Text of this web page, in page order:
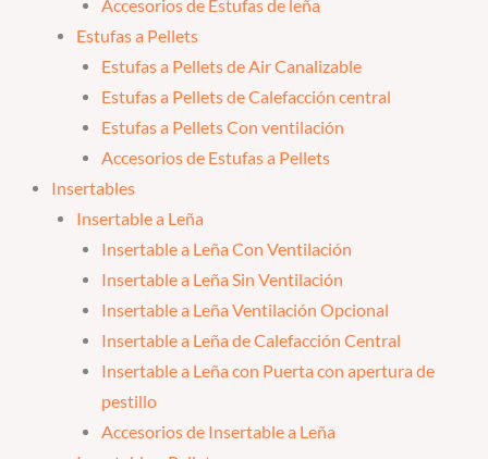
Accesorios de Estufas de leña
Estufas a Pellets
Estufas a Pellets de Air Canalizable
Estufas a Pellets de Calefacción central
Estufas a Pellets Con ventilación
Accesorios de Estufas a Pellets
Insertables
Insertable a Leña
Insertable a Leña Con Ventilación
Insertable a Leña Sin Ventilación
Insertable a Leña Ventilación Opcional
Insertable a Leña de Calefacción Central
Insertable a Leña con Puerta con apertura de
pestillo
Accesorios de Insertable a Leña